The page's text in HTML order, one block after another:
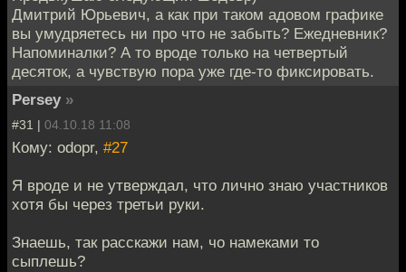
Дмитрий Юрьевич, а как при таком адовом графике
вы умудряетесь ни про что не забыть? Ежедневник?
Напоминалки? А то вроде только на четвертый
десяток, а чувствую пора уже где-то фиксировать.
Persey »
#31 | 04.10.18 11:08
Кому: odopr, #27
Я вроде и не утверждал, что лично знаю участников
хотя бы через третьи руки.
Знаешь, так расскажи нам, чо намеками то
сыплешь?